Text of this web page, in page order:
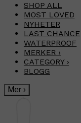
SHOP ALL
MOST LOVED
NYHETER
LAST CHANCE
WATERPROOF
MERKER ›
CATEGORY ›
BLOGG
Mer ›